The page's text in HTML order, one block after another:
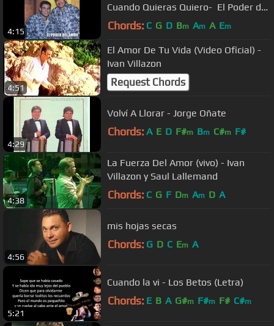
4:15
Cuando Quieras Quiero- El Poder del
Amor
Chords: C G D Bm Am A Em
4:51
El Amor De Tu Vida (Video Oficial) -
Ivan Villazon
Request Chords
4:29
Volví A Llorar - Jorge Oñate
Chords: A E D F#m Bm C#m F#
4:38
La Fuerza Del Amor (vivo) - Ivan
Villazon y Saul Lallemand
Chords: C G F Dm Am D A
4:56
mis hojas secas
Chords: G D C Em A
5:21
Cuando la vi - Los Betos (Letra)
Chords: E B A G#m F#m F# C#m